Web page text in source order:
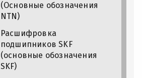
(Основные обозначения
NTN)
Расшифровка
подшипников SKF
(основные обозначения
SKF)